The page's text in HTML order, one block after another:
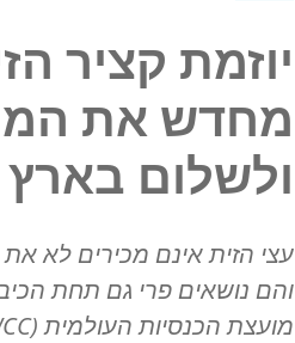
יוזמת קציר
מחדש את
ולשלום
עצי הזית אינם מכירים לא
והם נושאים פרי גם תחת
מועצת הכנסיות העולמית (